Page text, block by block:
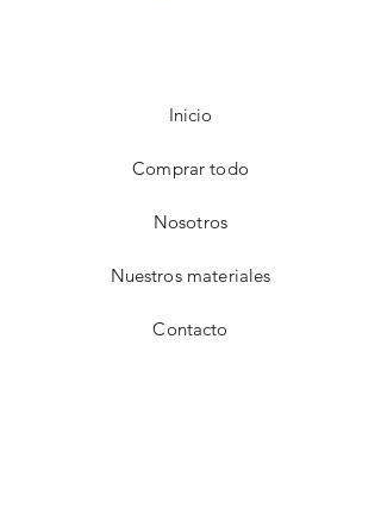
Inicio
Comprar todo
Nosotros
Nuestros materiales
Contacto